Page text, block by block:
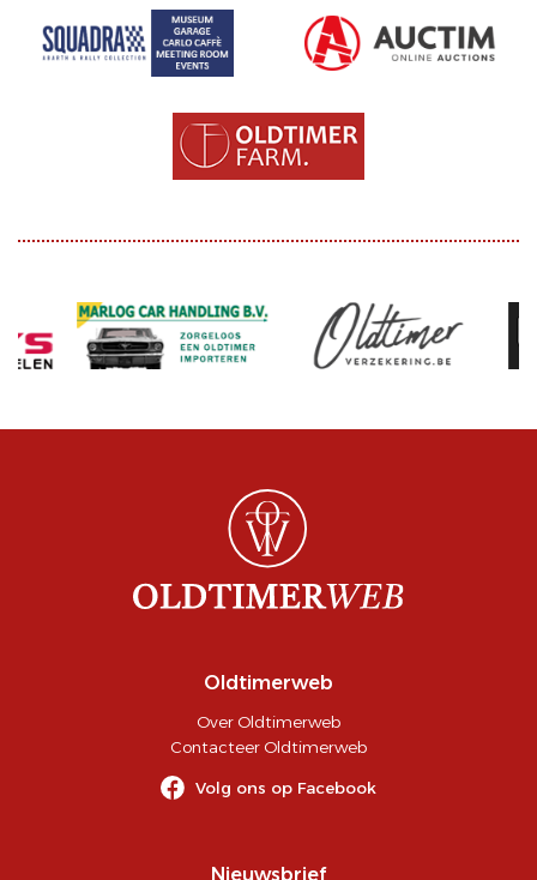
Oldtimerweb
Over Oldtimerweb
Contacteer Oldtimerweb
Volg ons op Facebook
Nieuwsbrief